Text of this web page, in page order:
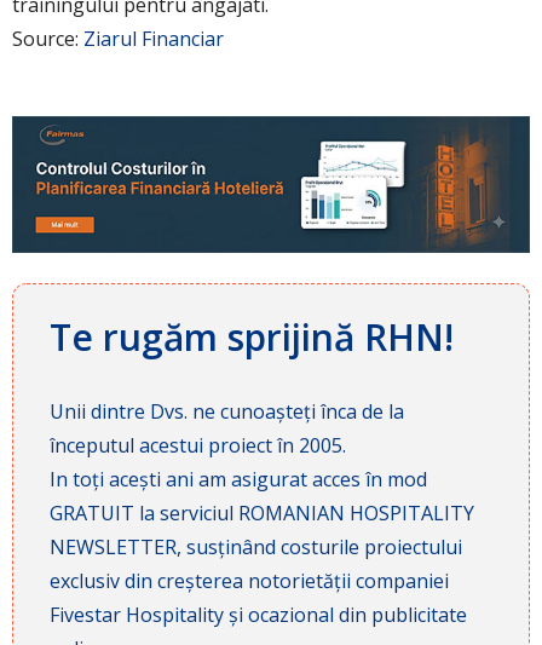
Source: Ziarul Financiar
Te rugăm sprijină RHN!
Unii dintre Dvs. ne cunoașteți înca de la
începutul acestui proiect în 2005.
In toți acești ani am asigurat acces în mod
GRATUIT la serviciul ROMANIAN HOSPITALITY
NEWSLETTER, susținând costurile proiectului
exclusiv din creșterea notorietății companiei
Fivestar Hospitality și ocazional din publicitate